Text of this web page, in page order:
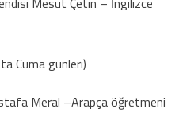
Cuma günleri)
Meral –Arapça öğretmeni